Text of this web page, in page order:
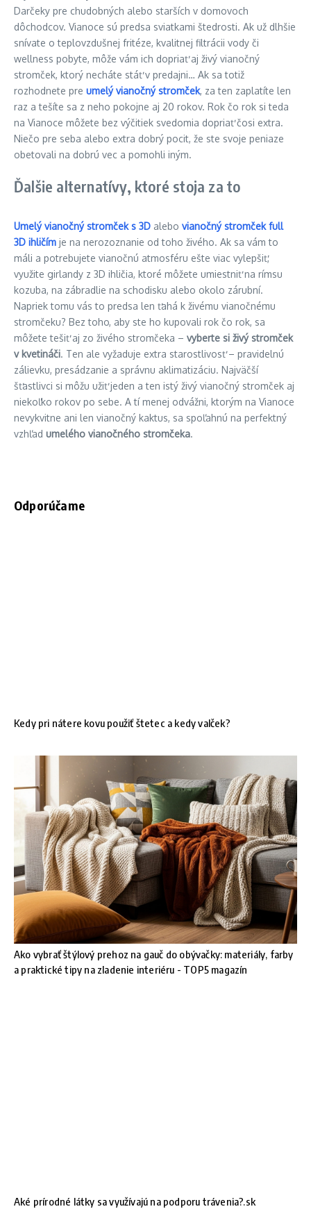
Darčeky pre chudobných alebo starších v domovoch
dôchodcov. Vianoce sú predsa sviatkami štedrosti. Ak už dlhšie
snívate o teplovzdušnej fritéze, kvalitnej filtrácii vody či
wellness pobyte, môže vám ich dopriať aj živý vianočný
stromček, ktorý necháte stáť v predajni… Ak sa totiž
rozhodnete pre umelý vianočný stromček, za ten zaplatíte len
raz a tešíte sa z neho pokojne aj 20 rokov. Rok čo rok si teda
na Vianoce môžete bez výčitiek svedomia dopriať čosi extra.
Niečo pre seba alebo extra dobrý pocit, že ste svoje peniaze
obetovali na dobrú vec a pomohli iným.
Ďalšie alternatívy, ktoré stoja za to
Umelý vianočný stromček s 3D alebo vianočný stromček full
3D ihličím je na nerozoznanie od toho živého. Ak sa vám to
máli a potrebujete vianočnú atmosféru ešte viac vylepšiť,
využite girlandy z 3D ihličia, ktoré môžete umiestniť na rímsu
kozuba, na zábradlie na schodisku alebo okolo zárubní.
Napriek tomu vás to predsa len ťahá k živému vianočnému
stromčeku? Bez toho, aby ste ho kupovali rok čo rok, sa
môžete tešiť aj zo živého stromčeka – vyberte si živý stromček
v kvetináči. Ten ale vyžaduje extra starostlivosť – pravidelnú
zálievku, presádzanie a správnu aklimatizáciu. Najväčší
šťastlivci si môžu užiť jeden a ten istý živý vianočný stromček aj
niekoľko rokov po sebe. A tí menej odvážni, ktorým na Vianoce
nevykvitne ani len vianočný kaktus, sa spoľahnú na perfektný
vzhľad umelého vianočného stromčeka.
Odporúčame
Kedy pri nátere kovu použiť štetec a kedy valček?
Ako vybrať štýlový prehoz na gauč do obývačky: materiály, farby
a praktické tipy na zladenie interiéru - TOP5 magazín
Aké prírodné látky sa využívajú na podporu trávenia?.sk